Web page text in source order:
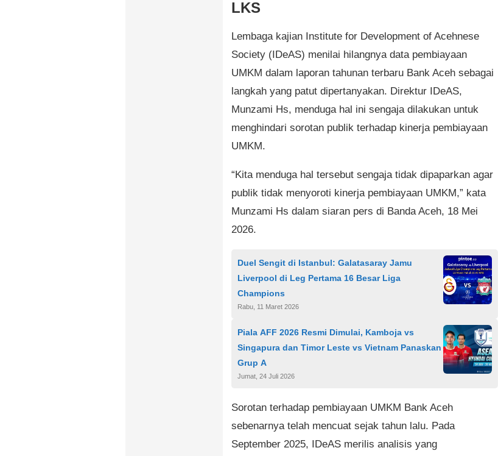
LKS
Lembaga kajian Institute for Development of Acehnese
Society (IDeAS) menilai hilangnya data pembiayaan
UMKM dalam laporan tahunan terbaru Bank Aceh sebagai
langkah yang patut dipertanyakan. Direktur IDeAS,
Munzami Hs, menduga hal ini sengaja dilakukan untuk
menghindari sorotan publik terhadap kinerja pembiayaan
UMKM.
“Kita menduga hal tersebut sengaja tidak dipaparkan agar
publik tidak menyoroti kinerja pembiayaan UMKM,” kata
Munzami Hs dalam siaran pers di Banda Aceh, 18 Mei
2026.
Duel Sengit di Istanbul: Galatasaray Jamu
Liverpool di Leg Pertama 16 Besar Liga
Champions
Rabu, 11 Maret 2026
Piala AFF 2026 Resmi Dimulai, Kamboja vs
Singapura dan Timor Leste vs Vietnam Panaskan
Grup A
Jumat, 24 Juli 2026
Sorotan terhadap pembiayaan UMKM Bank Aceh
sebenarnya telah mencuat sejak tahun lalu. Pada
September 2025, IDeAS merilis analisis yang